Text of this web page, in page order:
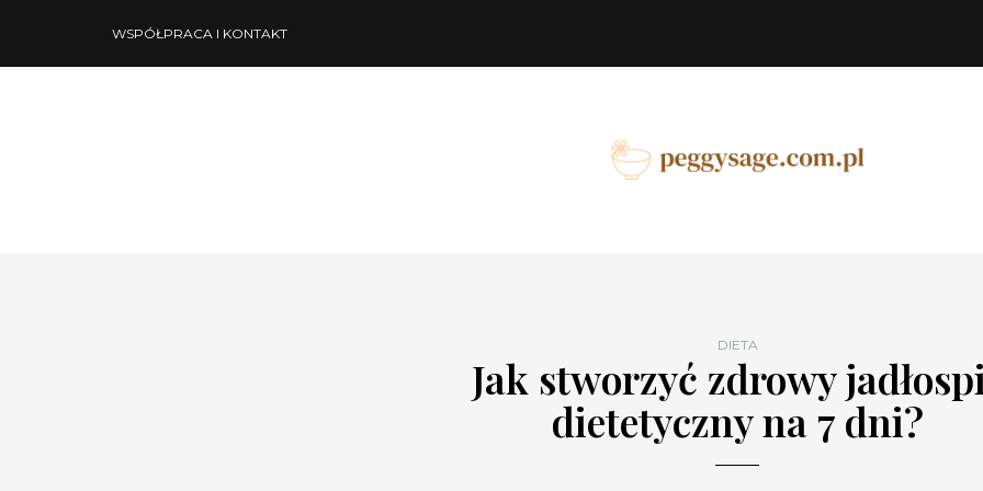
WSPÓŁPRACA I KONTAKT
DIETA
Jak stworzyć zdrowy
dietetyczny na 7 dni?